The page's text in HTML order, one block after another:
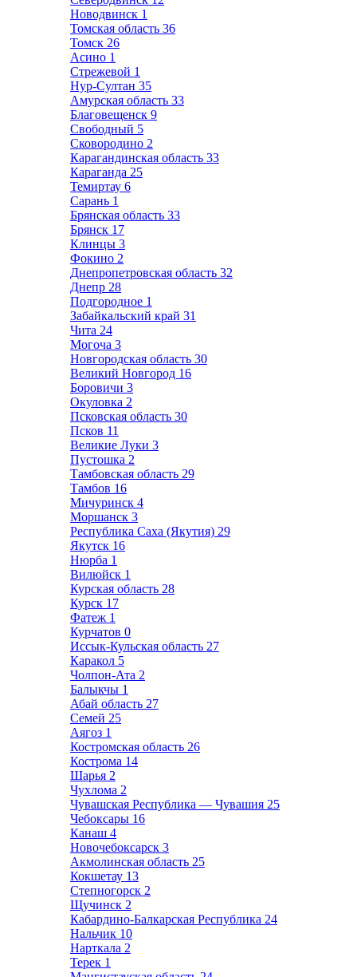
Новодвинск 1
Томская область 36
Томск 26
Асино 1
Стрежевой 1
Нур-Султан 35
Амурская область 33
Благовещенск 9
Свободный 5
Сковородино 2
Карагандинская область 33
Караганда 25
Темиртау 6
Сарань 1
Брянская область 33
Брянск 17
Клинцы 3
Фокино 2
Днепропетровская область 32
Днепр 28
Подгородное 1
Забайкальский край 31
Чита 24
Могоча 3
Новгородская область 30
Великий Новгород 16
Боровичи 3
Окуловка 2
Псковская область 30
Псков 11
Великие Луки 3
Пустошка 2
Тамбовская область 29
Тамбов 16
Мичуринск 4
Моршанск 3
Республика Саха (Якутия) 29
Якутск 16
Нюрба 1
Вилюйск 1
Курская область 28
Курск 17
Фатеж 1
Курчатов 0
Иссык-Кульская область 27
Каракол 5
Чолпон-Ата 2
Балыкчы 1
Абай область 27
Семей 25
Аягоз 1
Костромская область 26
Кострома 14
Шарья 2
Чухлома 2
Чувашская Республика — Чувашия 25
Чебоксары 16
Канаш 4
Новочебоксарск 3
Акмолинская область 25
Кокшетау 13
Степногорск 2
Щучинск 2
Кабардино-Балкарская Республика 24
Нальчик 10
Нарткала 2
Терек 1